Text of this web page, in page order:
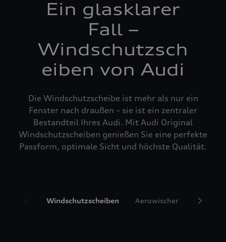
Ein glasklarer
Fall –
Windschutzsch
eiben von Audi
Die Windschutzscheibe ist mehr als nur ein
Fenster nach draußen – sie ist ein zentraler
Bestandteil Ihres Audi. Mit Audi Original
Windschutzscheiben genießen Sie eine perfekte
Passform, optimale Sicht und höchste Qualität.
Windschutzscheiben Aerowischer